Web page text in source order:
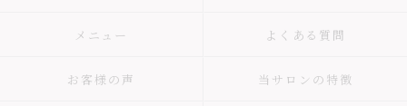
メニュー よくある質問
お客様の声 当サロンの特徴